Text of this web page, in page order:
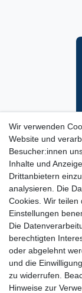
Wir verwenden
Website und
Besucher:innen
Inhalte und
Drittanbietern
analysieren. Die
Cookies. Wir teilen
Einstellungen
Die
berechtigten
oder abgelehnt
und die
zu widerrufen.
Hinweise zur